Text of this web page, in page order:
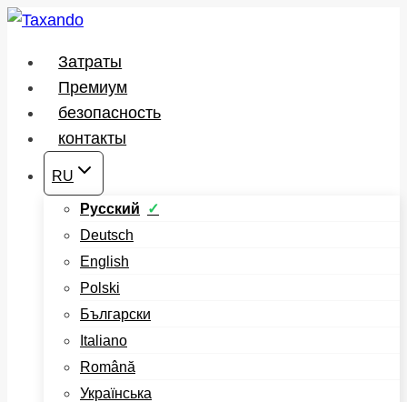
Перейти
содержимому
Затраты
Премиум
безопасность
контакты
RU
Русский
Deutsch
English
Polski
Български
Italiano
Română
Українська